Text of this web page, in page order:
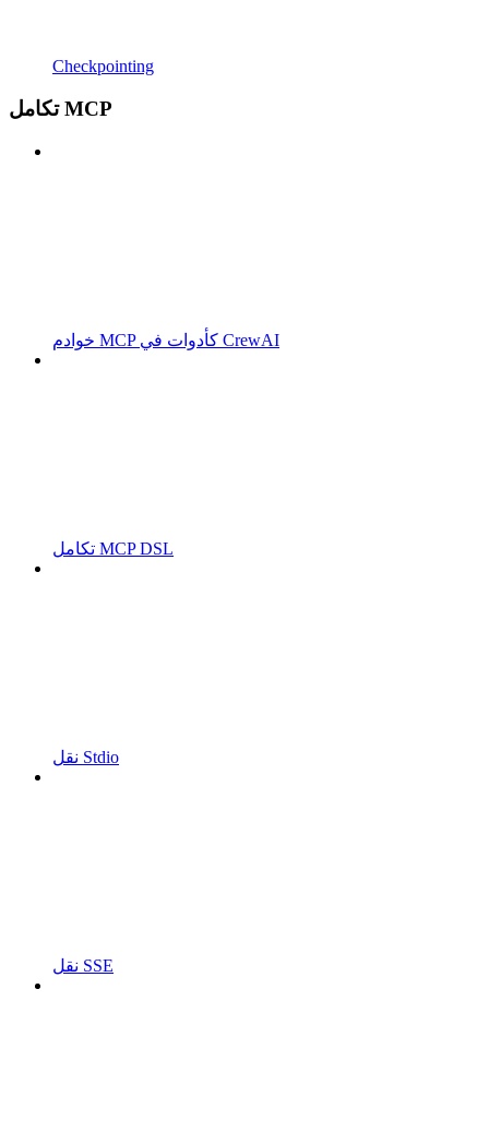
Checkpointing
تكامل MCP
خوادم MCP كأدوات في CrewAI
تكامل MCP DSL
نقل Stdio
نقل SSE